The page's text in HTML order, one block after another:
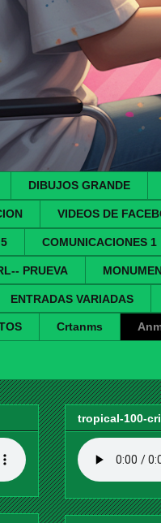
DIBUJOS GRANDE
VIDEOS DE
COMUNICACIONES 1
PRUEVA
ENTRADAS VARIADAS
Crtanms
tropical-100-